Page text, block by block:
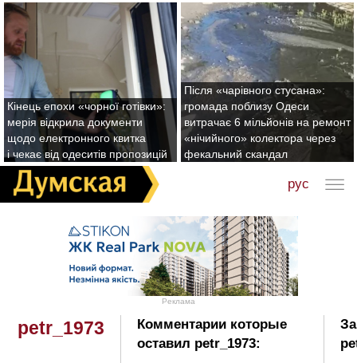
Кінець епохи «чорної готівки»:
мерія відкрила документи
щодо електронного квитка
і чекає від одеситів пропозицій
Після «чарівного стусана»:
громада поблизу Одеси
витрачає 6 мільйонів на ремонт
«нічийного» колектора через
фекальний скандал
рус
Реклама
petr_1973
Комментарии которые
оставил petr_1973: